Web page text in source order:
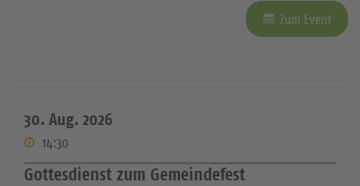
Zum Event
30. Aug. 2026
14:30
Gottesdienst zum Gemeindefest